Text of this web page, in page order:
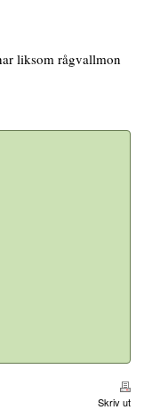
liksom rågvallmon
Skriv ut